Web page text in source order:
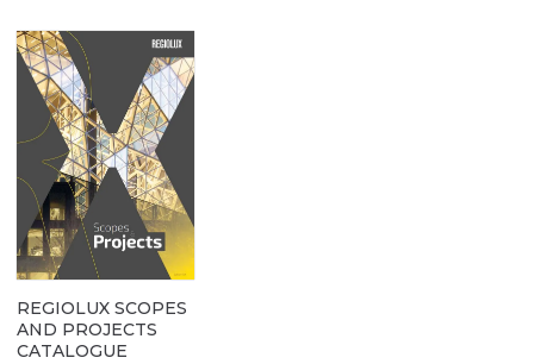
REGIOLUX SCOPES
AND PROJECTS
CATALOGUE